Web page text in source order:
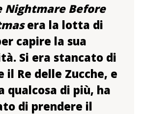
Nightmare Before
era la lotta di
capire la sua
Si era stancato di
il Re delle Zucche, e
qualcosa di più, ha
di prendere il